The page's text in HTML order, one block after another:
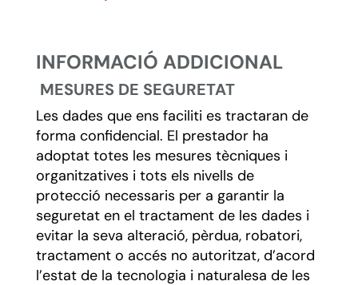
INFORMACIÓ ADDICIONAL
MESURES DE SEGURETAT
Les dades que ens faciliti es tractaran de
forma confidencial. El prestador ha
adoptat totes les mesures tècniques i
organitzatives i tots els nivells de
protecció necessaris per a garantir la
seguretat en el tractament de les dades i
evitar la seva alteració, pèrdua, robatori,
tractament o accés no autoritzat, d’acord
l’estat de la tecnologia i naturalesa de les